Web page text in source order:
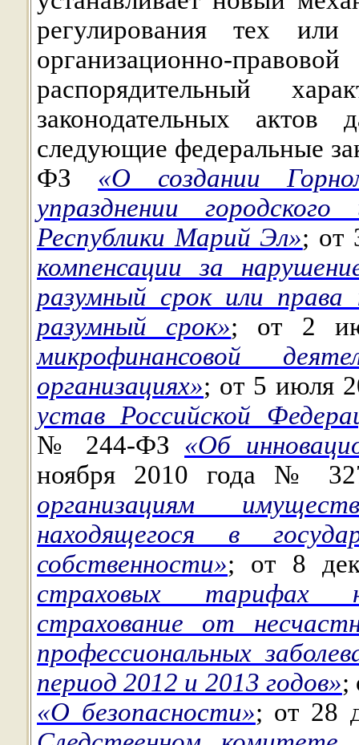
регулирования тех
организационно-
распорядительный
законодательных
следующие федеральные
ФЗ «О создании
упразднении
Республики Марий Эл»; от
компенсации за
разумный срок или права
разумный срок»; от 2
микрофинансовой
организациях»; от 5 июля
устав Российской
№ 244-ФЗ «Об
ноября 2010 года №
организациям
находящегося в
собственности»; от 8
страховых тарифах
страхование от
профессиональных
период 2012 и 2013 годов»;
«О безопасности»; от 28